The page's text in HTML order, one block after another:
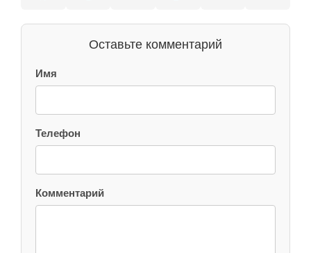
Оставьте комментарий
Имя
Телефон
Комментарий